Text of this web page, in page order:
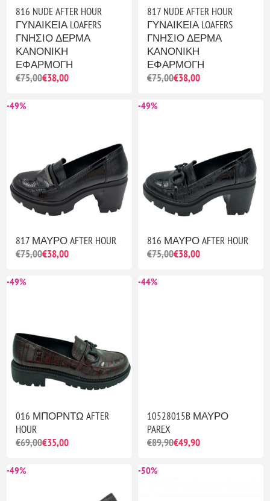
816 NUDE AFTER HOUR
ΓΥΝΑΙΚΕΙΑ LOAFERS
ΓΝΗΣΙΟ ΔΕΡΜΑ
ΚΑΝΟΝΙΚΗ
ΕΦΑΡΜΟΓΗ
€75,00€38,00
817 NUDE AFTER HOUR
ΓΥΝΑΙΚΕΙΑ LOAFERS
ΓΝΗΣΙΟ ΔΕΡΜΑ
ΚΑΝΟΝΙΚΗ
ΕΦΑΡΜΟΓΗ
€75,00€38,00
-49%
817 ΜΑΥΡΟ AFTER HOUR
€75,00€38,00
-49%
816 ΜΑΥΡΟ AFTER HOUR
€75,00€38,00
-49%
016 ΜΠΟΡΝΤΩ AFTER
HOUR
€69,00€35,00
-44%
10528015B ΜΑΥΡΟ
PAREX
€89,90€49,90
-49% -50%